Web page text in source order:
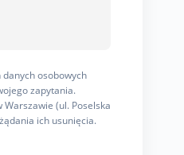
osobowych
zapytania.
(ul. Poselska
ich usunięcia.